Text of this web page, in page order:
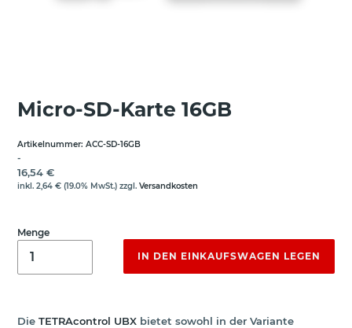
Micro-SD-Karte 16GB
Artikelnummer: ACC-SD-16GB
VERKÄUFER
-
Normaler Preis
16,54 €
inkl. 2,64 € (19.0% MwSt.) zzgl. Versandkosten
Menge
IN DEN EINKAUFSWAGEN LEGEN
Die TETRAcontrol UBX bietet sowohl in der Variante